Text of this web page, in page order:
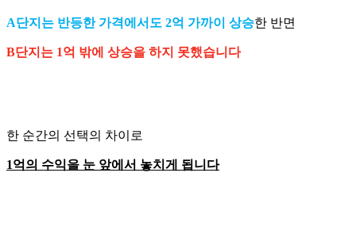
A단지는 반등한 가격에서도 2억 가까이 상승한 반면
B단지는 1억 밖에 상승을 하지 못했습니다
한 순간의 선택의 차이로
1억의 수익을 눈 앞에서 놓치게 됩니다